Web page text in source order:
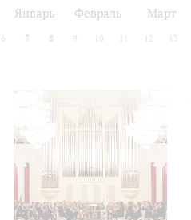
Январь Февраль Март
6 7 8 9 10 12 13